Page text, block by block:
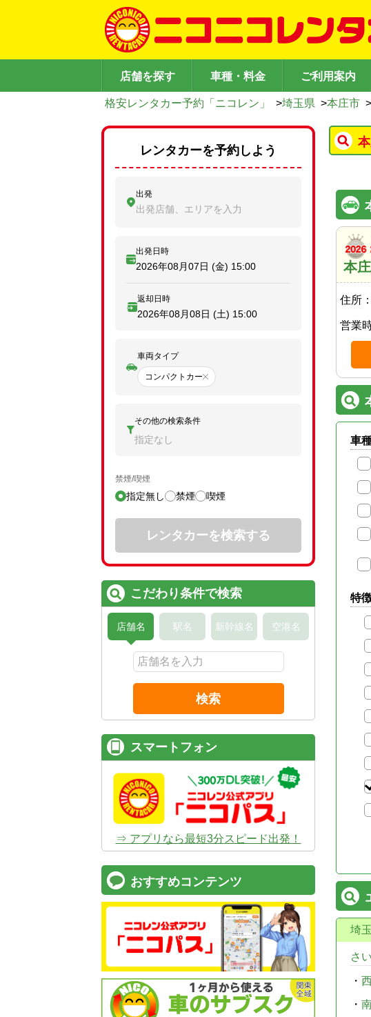
店舗を探す 車種・料金 ご利用案内
格安レンタカー予約「ニコレン」 >埼玉県 >本庄市 >
本
住所：
営業
車
特
埼
さ
・
・
レンタカーを予約しよう
出発
出発店舗、エリアを入力
出発日時
2026年08月07日 (金) 15:00
返却日時
2026年08月08日 (土) 15:00
車両タイプ
コンパクトカー
その他の検索条件
指定なし
禁煙/喫煙
指定無し 禁煙 喫煙
レンタカーを検索する
こだわり条件で検索
店舗名 駅名 新幹線名 空港名
検索
スマートフォン
⇒ アプリなら最短3分スピード出発！
おすすめコンテンツ